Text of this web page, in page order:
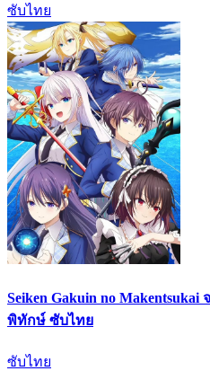
ซับไทย
Seiken Gakuin no
พิทักษ์ ซับไทย
ซับไทย